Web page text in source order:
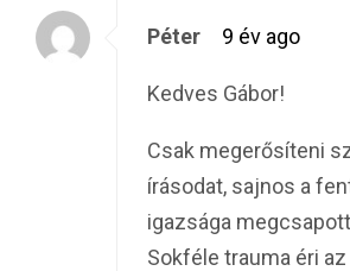
Péter 9 év ago
Kedves Gábor!
Csak megerősíteni
írásodat, sajnos a
igazsága
Sokféle trauma éri